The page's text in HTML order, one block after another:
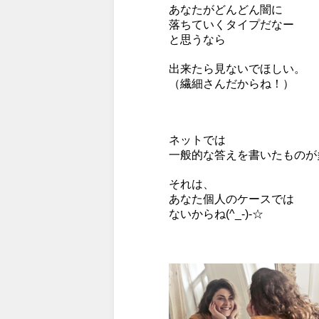
あなたがどんどん闇に
落ちていくタイプだなー
と思うなら
出来たら見ないでほしい。
（繊細さんだからね！）
ネットでは
一般的な答えを書いたもの
それは、
あなた個人のケースでは
ないからね(^_-)-☆